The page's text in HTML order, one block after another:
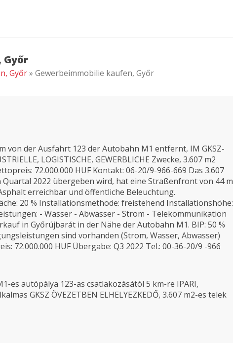
Győr
Győr» Gewerbeimmobilie kaufen, Győr
von der Ausfahrt 123 der Autobahn M1 entfernt, IM GKSZ-
LOGISTISCHE, GEWERBLICHE Zwecke, 3.607 m2
72.000.000 HUF Kontakt: 06-20/9-966-669 Das 3.607
2022 übergeben wird, hat eine Straßenfront von 44 m
erreichbar und öffentliche Beleuchtung.
20 % Installationsmethode: freistehend Installationshöhe:
- Wasser - Abwasser - Strom - Telekommunikation
in Győrújbarát in der Nähe der Autobahn M1. BIP: 50 %
sind vorhanden (Strom, Wasser, Abwasser)
72.000.000 HUF Übergabe: Q3 2022 Tel.: 00-36-20/9 -966
es autópálya 123-as csatlakozásától 5 km-re IPARI,
GKSZ ÖVEZETBEN ELHELYEZKEDŐ, 3.607 m2-es telek